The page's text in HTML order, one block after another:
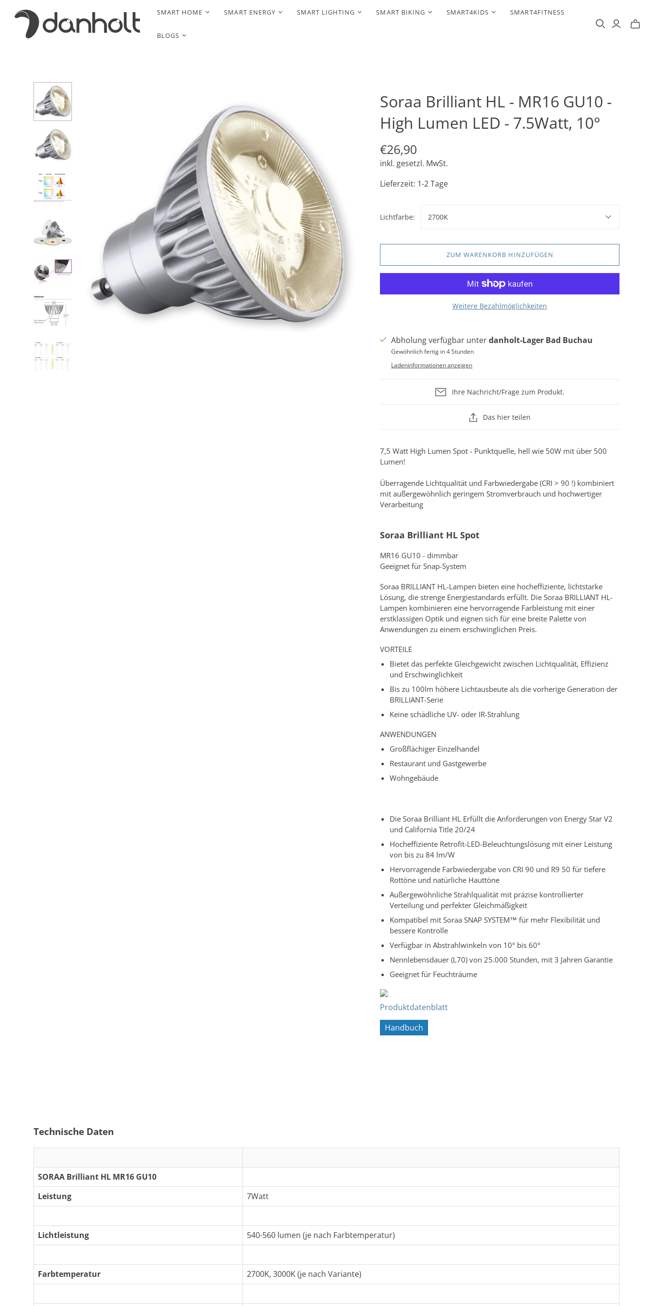
SMART HOME SMART ENERGY SMART LIGHTING SMART BIKING SMART4KIDS SMART4FITNESS
BLOGS
Soraa Brilliant HL - MR16 GU10 -
High Lumen LED - 7.5Watt, 10°
€26,90
inkl. gesetzl. MwSt.
Lieferzeit: 1-2 Tage
Lichtfarbe: 2700K
ZUM WARENKORB HINZUFÜGEN
Weitere Bezahlmöglichkeiten
Abholung verfügbar unterdanholt-Lager Bad Buchau
Gewöhnlich fertig in 4 Stunden
Ladeninformationen anzeigen
Ihre Nachricht/Frage zum Produkt.
Das hier teilen
7,5 Watt High Lumen Spot - Punktquelle, hell wie 50W mit über 500
Lumen!
Überragende Lichtqualität und Farbwiedergabe (CRI > 90 !) kombiniert
mit außergewöhnlich geringem Stromverbrauch und hochwertiger
Verarbeitung
Soraa Brilliant HL Spot
MR16 GU10 - dimmbar
Geeignet für Snap-System
Soraa BRILLIANT HL-Lampen bieten eine hocheffiziente, lichtstarke
Lösung, die strenge Energiestandards erfüllt. Die Soraa BRILLIANT HL-
Lampen kombinieren eine hervorragende Farbleistung mit einer
erstklassigen Optik und eignen sich für eine breite Palette von
Anwendungen zu einem erschwinglichen Preis.
VORTEILE
Bietet das perfekte Gleichgewicht zwischen Lichtqualität, Effizienz
und Erschwinglichkeit
Bis zu 100lm höhere Lichtausbeute als die vorherige Generation der
BRILLIANT-Serie
Keine schädliche UV- oder IR-Strahlung
ANWENDUNGEN
Großflächiger Einzelhandel
Restaurant und Gastgewerbe
Wohngebäude
Die Soraa Brilliant HL Erfüllt die Anforderungen von Energy Star V2
und California Title 20/24
Hocheffiziente Retrofit-LED-Beleuchtungslösung mit einer Leistung
von bis zu 84 lm/W
Hervorragende Farbwiedergabe von CRI 90 und R9 50 für tiefere
Rottöne und natürliche Hauttöne
Außergewöhnliche Strahlqualität mit präzise kontrollierter
Verteilung und perfekter Gleichmäßigkeit
Kompatibel mit Soraa SNAP SYSTEM™ für mehr Flexibilität und
bessere Kontrolle
Verfügbar in Abstrahlwinkeln von 10° bis 60°
Nennlebensdauer (L70) von 25.000 Stunden, mit 3 Jahren Garantie
Geeignet für Feuchträume
Produktdatenblatt
Handbuch
Technische Daten
SORAA Brilliant HL MR16 GU10
Leistung
7Watt
Lichtleistung 540-560 lumen (je nach Farbtemperatur)
Farbtemperatur 2700K, 3000K (je nach Variante)